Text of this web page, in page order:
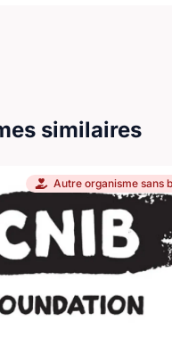
similaires
Autre organisme sans